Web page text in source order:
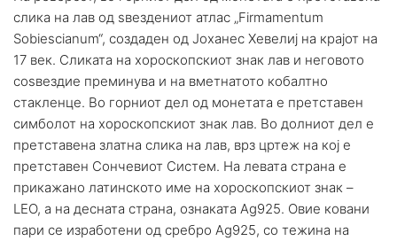
слика на лав од ѕвездениот атлас „Firmamentum
Sobiescianum“, создаден од Јоханес Хевелиј на крајот на
17 век. Сликата на хороскопскиот знак лав и неговото
соѕвездие преминува и на вметнатото кобалтно
стакленце. Во горниот дел од монетата е претставен
симболот на хороскопскиот знак лав. Во долниот дел е
претставена златна слика на лав, врз цртеж на кој е
претставен Сончевиот Систем. На левата страна е
прикажано латинското име на хороскопскиот знак –
LEO, а на десната страна, ознаката Ag925. Овие ковани
пари се изработени од сребро Ag925, со тежина на